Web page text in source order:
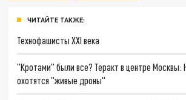
ЧИТАЙТЕ ТАКЖЕ:
Технофашисты XXI века
"Кротами" были все? Теракт в центре Москвы:
охотятся "живые дроны"